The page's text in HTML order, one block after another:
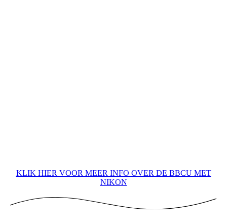
KLIK HIER VOOR MEER INFO OVER DE BBCU MET
NIKON